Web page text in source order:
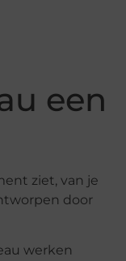
een
ziet, van je
door
werken